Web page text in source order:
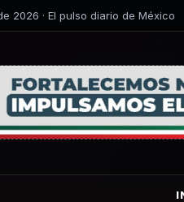
2026 · El pulso diario de México